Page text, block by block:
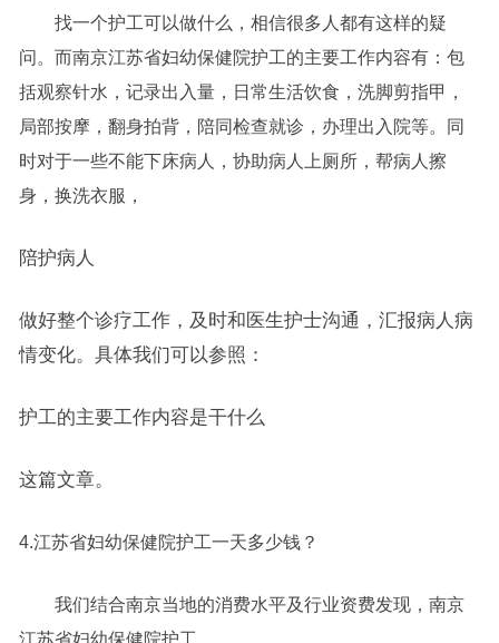
找一个护工可以做什么，相信很多人都有这样的疑
问。而南京江苏省妇幼保健院护工的主要工作内容有：包
括观察针水，记录出入量，日常生活饮食，洗脚剪指甲，
局部按摩，翻身拍背，陪同检查就诊，办理出入院等。同
时对于一些不能下床病人，协助病人上厕所，帮病人擦
身，换洗衣服，
陪护病人
做好整个诊疗工作，及时和医生护士沟通，汇报病人病
情变化。具体我们可以参照：
护工的主要工作内容是干什么
这篇文章。
4.江苏省妇幼保健院护工一天多少钱？
我们结合南京当地的消费水平及行业资费发现，南京
江苏省妇幼保健院护工